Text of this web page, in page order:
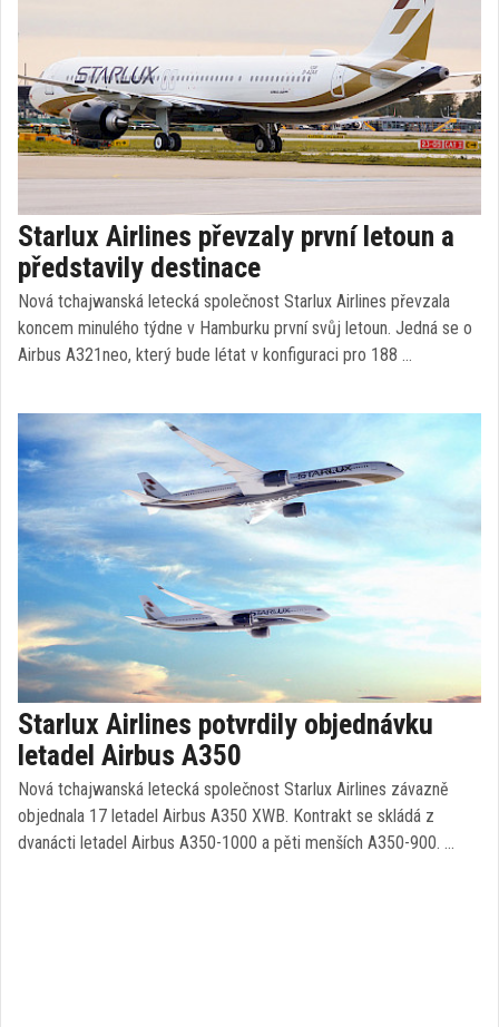
Starlux Airlines převzaly první letoun a
představily destinace
Nová tchajwanská letecká společnost Starlux Airlines převzala
koncem minulého týdne v Hamburku první svůj letoun. Jedná se o
Airbus A321neo, který bude létat v konfiguraci pro 188 …
Starlux Airlines potvrdily objednávku
letadel Airbus A350
Nová tchajwanská letecká společnost Starlux Airlines závazně
objednala 17 letadel Airbus A350 XWB. Kontrakt se skládá z
dvanácti letadel Airbus A350-1000 a pěti menších A350-900. …